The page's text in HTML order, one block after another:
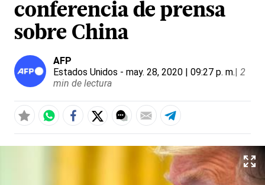
conferencia de prensa
sobre China
AFP
Estados Unidos - may. 28, 2020 | 09:27 p. m.| 2
min de lectura